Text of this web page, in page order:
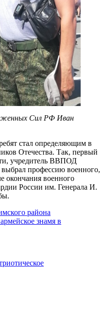
Сил РФ Иван
стал определяющим в
Отечества. Так, первый
учредитель ВВПОД
профессию военного,
окончания военного
России им. Генерала И.
района
знамя в